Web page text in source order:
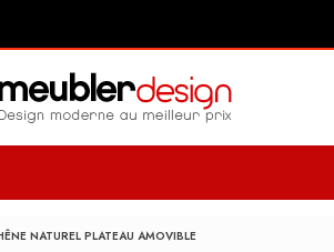
NATUREL PLATEAU AMOVIBLE